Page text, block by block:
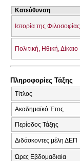
Κατεύθυνση
Ιστορία της Φιλοσοφίας
Πολιτική, Ηθική, Δίκαιο
Πληροφορίες Τάξης
Τίτλος
Ακαδημαϊκό Έτος
Περίοδος Τάξης
Διδάσκοντες μέλη ΔΕΠ
Ώρες Εβδομαδιαία